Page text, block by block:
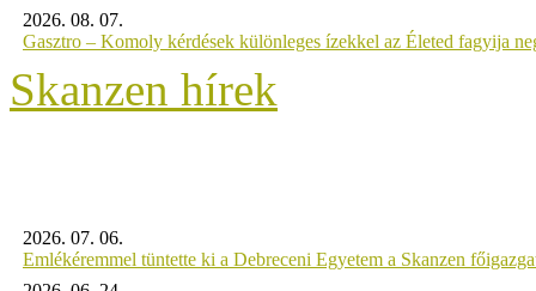
2026. 08. 07.
Gasztro – Komoly kérdések különleges ízekkel az Életed fagyija
Skanzen hírek
2026. 07. 06.
Emlékéremmel tüntette ki a Debreceni Egyetem a Skanzen